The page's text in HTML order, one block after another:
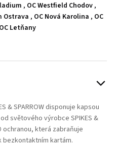
, OC Westfield Chodov ,
Ostrava , OC Nová Karolina , OC
OC Letňany
& SPARROW disponuje kapsou
světového výrobce SPIKES &
ochranou, která zabraňuje
bezkontaktním kartám.